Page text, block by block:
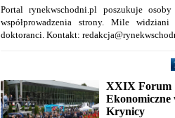
Portal rynekwschodni.pl poszukuje
współprowadzenia strony. Mile
doktoranci. Kontakt:
XXIX Forum
Ekonomiczne
Krynicy